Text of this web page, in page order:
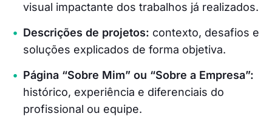
visual impactante dos trabalhos já realizados.
Descrições de projetos: contexto, desafios e
soluções explicados de forma objetiva.
Página “Sobre Mim” ou “Sobre a Empresa”:
histórico, experiência e diferenciais do
profissional ou equipe.